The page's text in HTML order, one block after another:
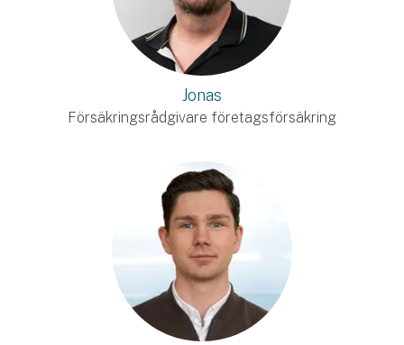
Jonas
Försäkringsrådgivare företagsförsäkring